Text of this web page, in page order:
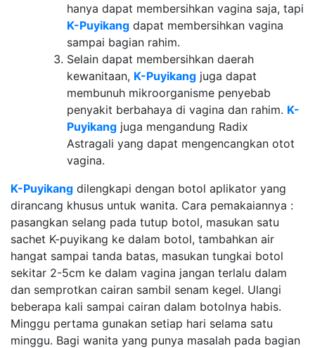
hanya dapat membersihkan vagina saja, tapi
K-Puyikang dapat membersihkan vagina
sampai bagian rahim.
Selain dapat membersihkan daerah
kewanitaan, K-Puyikang juga dapat
membunuh mikroorganisme penyebab
penyakit berbahaya di vagina dan rahim. K-
Puyikang juga mengandung Radix
Astragali yang dapat mengencangkan otot
vagina.
K-Puyikang dilengkapi dengan botol aplikator yang
dirancang khusus untuk wanita. Cara pemakaiannya :
pasangkan selang pada tutup botol, masukan satu
sachet K-puyikang ke dalam botol, tambahkan air
hangat sampai tanda batas, masukan tungkai botol
sekitar 2-5cm ke dalam vagina jangan terlalu dalam
dan semprotkan cairan sambil senam kegel. Ulangi
beberapa kali sampai cairan dalam botolnya habis.
Minggu pertama gunakan setiap hari selama satu
minggu. Bagi wanita yang punya masalah pada bagian